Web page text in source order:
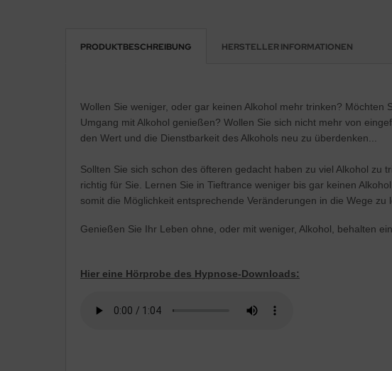
PRODUKTBESCHREIBUNG HERSTELLER INFORMATIONEN
Wollen Sie weniger, oder gar keinen Alkohol mehr trinken?
Umgang mit Alkohol genießen? Wollen Sie sich nicht mehr von
den Wert und die Dienstbarkeit des Alkohols neu zu überdenken...
Sollten Sie sich schon des öfteren gedacht haben zu viel Alkohol
richtig für Sie. Lernen Sie in Tieftrance weniger bis gar keinen
somit die Möglichkeit entsprechende Veränderungen in die Wege
Genießen Sie Ihr Leben ohne, oder mit weniger, Alkohol, behalten
Hier eine Hörprobe des Hypnose-Downloads: